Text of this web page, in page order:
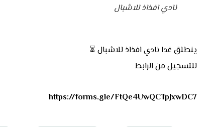
نادي افذاذ للاشبال
ينطلق غدا نادي افذاذ للاشبال ⏳
للتسجيل من الرابط
https://forms.gle/FtQe4UwQCTpJxwDC7